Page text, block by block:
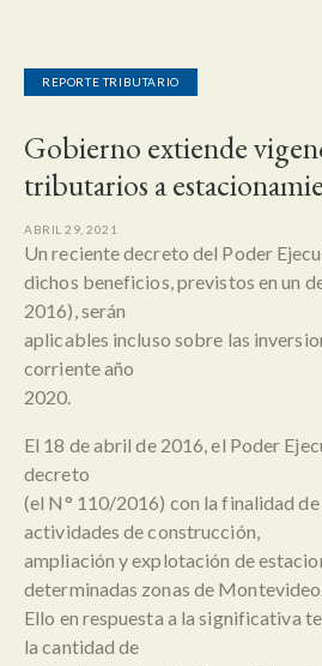
REPORTE TRIBUTARIO
Gobierno extiende
tributarios a
ABRIL 29, 2021
Un reciente decreto del Poder
dichos beneficios, previstos en un
2016), serán
aplicables incluso sobre las
corriente año
2020.
El 18 de abril de 2016, el Poder
decreto
(el N° 110/2016) con la finalidad
actividades de construcción,
ampliación y explotación de
determinadas zonas de
Ello en respuesta a la significativa
la cantidad de